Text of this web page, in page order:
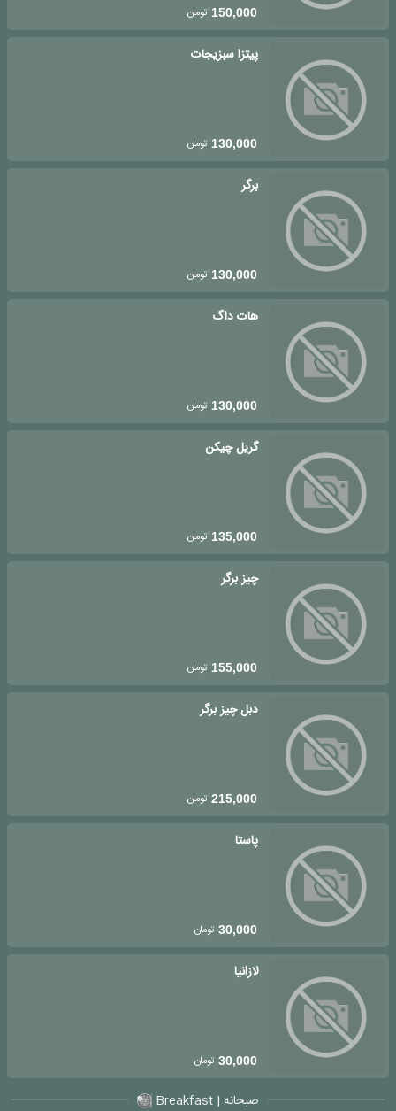
150,000 تومان
پیتزا سبزیجات
130,000 تومان
برگر
130,000 تومان
هات داگ
130,000 تومان
گریل چیکن
135,000 تومان
چیز برگر
155,000 تومان
دبل چیز برگر
215,000 تومان
پاستا
30,000 تومان
لازانیا
30,000 تومان
صبحانه | Breakfast